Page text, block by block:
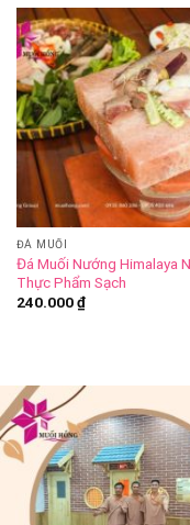
ĐÁ MUỐI
Đá Muối Nướng Himalaya
Thực Phẩm Sạch
240.000₫